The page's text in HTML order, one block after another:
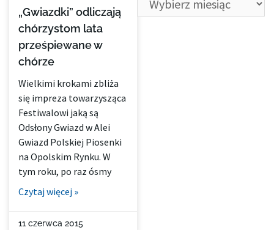
„Gwiazdki” odliczają
chórzystom lata
prześpiewane w
chórze
Wielkimi krokami zbliża
się impreza towarzysząca
Festiwalowi jaką są
Odsłony Gwiazd w Alei
Gwiazd Polskiej Piosenki
na Opolskim Rynku. W
tym roku, po raz ósmy
Czytaj więcej »
11 czerwca 2015